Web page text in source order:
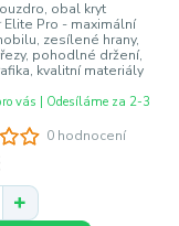
0 hodnocení
obal kryt
Elite Pro - maximální
zesílené hrany,
pohodlné držení,
kvalitní materiály
vás | Odesíláme za 2-3